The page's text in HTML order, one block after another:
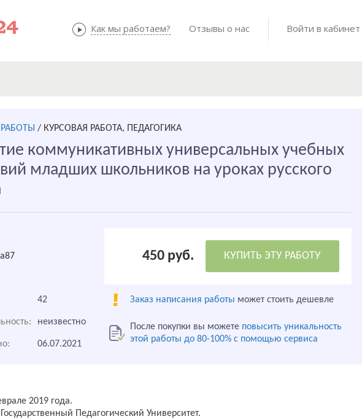
Как мы работаем? Готовые работы
Как мы работаем? Отзывы о нас Войти в кабинет
/ КУРСОВАЯ РАБОТА, ПЕДАГОГИКА
коммуникативных универсальных учебных
младших школьников на уроках русского
450 руб. КУПИТЬ ЭТУ РАБОТУ
42 Заказ написания работы может стоить дешевле
неизвестно После покупки вы можете повысить уникальность
этой работы до 80-100% с помощью сервиса
06.07.2021
2019 года.
Педагогический Университет.